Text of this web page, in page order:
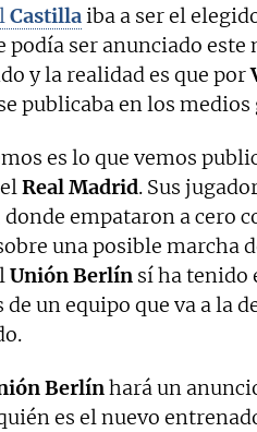
Castillaiba a ser el
podía ser anunciado este
y la realidad es que por
publicaba en los
es lo que vemos
Real Madrid. Sus
donde empataron a cero
una posible marcha
Unión Berlín sí ha tenido
un equipo que va a la
Berlínhará un
es el nuevo